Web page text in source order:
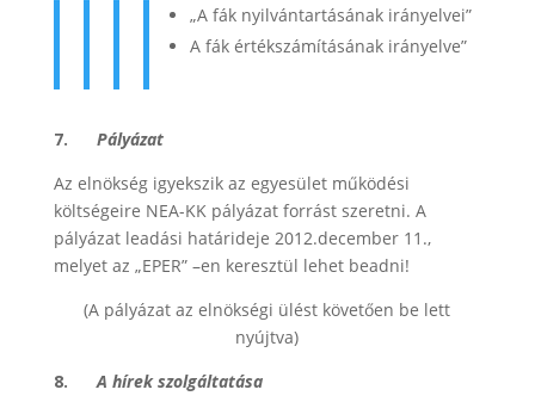
„A fák nyilvántartásának irányelvei”
A fák értékszámításának irányelve”
7. Pályázat
Az elnökség igyekszik az egyesület működési
költségeire NEA-KK pályázat forrást szeretni. A
pályázat leadási határideje 2012.december 11.,
melyet az „EPER” –en keresztül lehet beadni!
(A pályázat az elnökségi ülést követően be lett
nyújtva)
8.A hírek szolgáltatása